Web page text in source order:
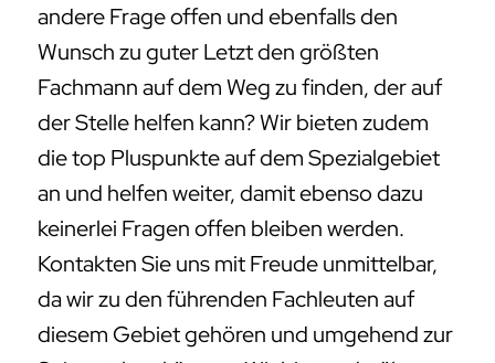
andere Frage offen und ebenfalls den
Wunsch zu guter Letzt den größten
Fachmann auf dem Weg zu finden, der auf
der Stelle helfen kann? Wir bieten zudem
die top Pluspunkte auf dem Spezialgebiet
an und helfen weiter, damit ebenso dazu
keinerlei Fragen offen bleiben werden.
Kontakten Sie uns mit Freude unmittelbar,
da wir zu den führenden Fachleuten auf
diesem Gebiet gehören und umgehend zur